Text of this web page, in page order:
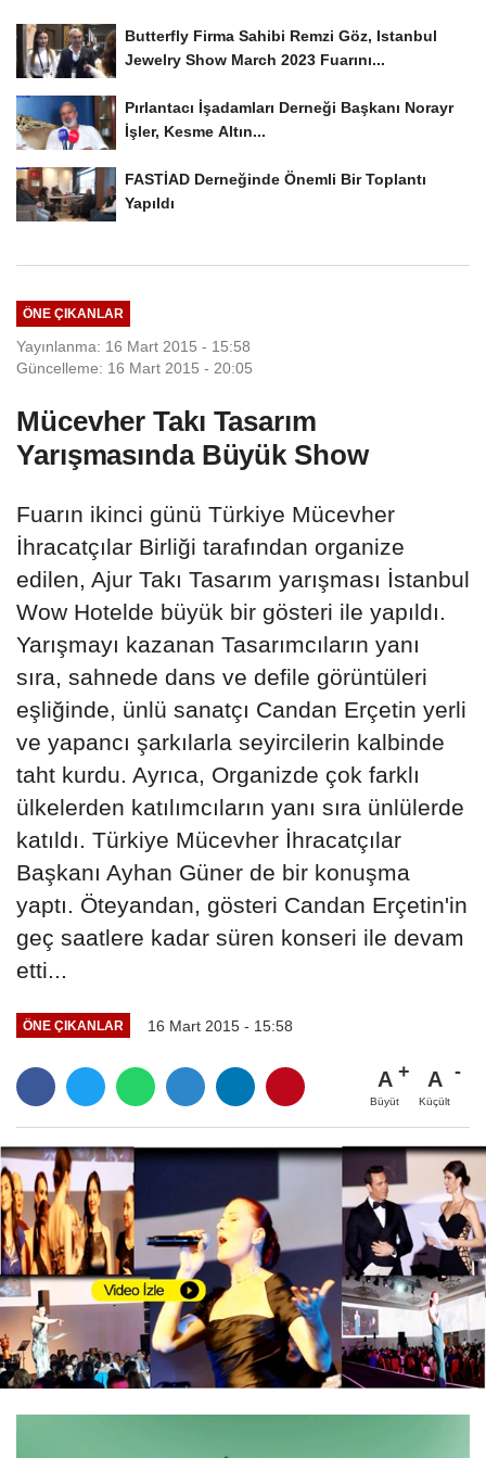
Butterfly Firma Sahibi Remzi Göz, Istanbul
Jewelry Show March 2023 Fuarını...
Pırlantacı İşadamları Derneği Başkanı Norayr
İşler, Kesme Altın...
FASTİAD Derneğinde Önemli Bir Toplantı
Yapıldı
ÖNE ÇIKANLAR
Yayınlanma: 16 Mart 2015 - 15:58
Güncelleme: 16 Mart 2015 - 20:05
Mücevher Takı Tasarım
Yarışmasında Büyük Show
Fuarın ikinci günü Türkiye Mücevher
İhracatçılar Birliği tarafından organize
edilen, Ajur Takı Tasarım yarışması İstanbul
Wow Hotelde büyük bir gösteri ile yapıldı.
Yarışmayı kazanan Tasarımcıların yanı
sıra, sahnede dans ve defile görüntüleri
eşliğinde, ünlü sanatçı Candan Erçetin yerli
ve yapancı şarkılarla seyircilerin kalbinde
taht kurdu. Ayrıca, Organizde çok farklı
ülkelerden katılımcıların yanı sıra ünlülerde
katıldı. Türkiye Mücevher İhracatçılar
Başkanı Ayhan Güner de bir konuşma
yaptı. Öteyandan, gösteri Candan Erçetin'in
geç saatlere kadar süren konseri ile devam
etti...
ÖNE ÇIKANLAR 16 Mart 2015 - 15:58
A
Büyüt
A
Küçült